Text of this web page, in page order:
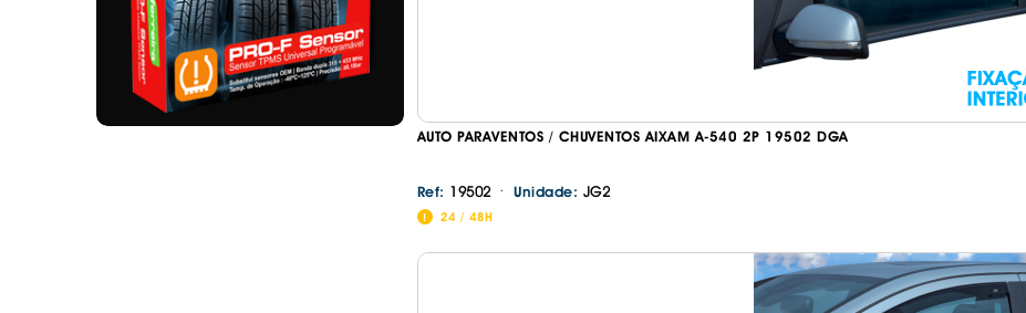
AUTO PARAVENTOS / CHUVENTOS AIXAM A-540 2P 19502 DGA
Ref: 19502 · Unidade: JG2
24 / 48H